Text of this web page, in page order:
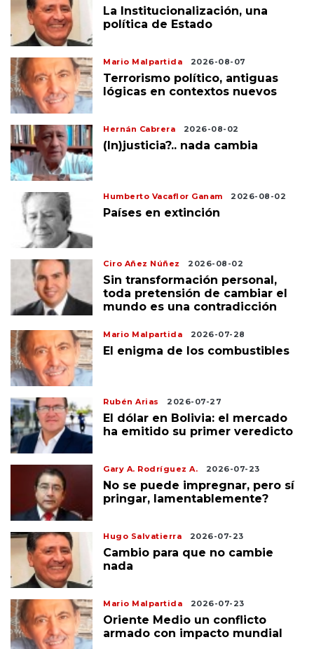
La Institucionalización, una
política de Estado
Mario Malpartida 2026-08-07
Terrorismo político, antiguas
lógicas en contextos nuevos
Hernán Cabrera 2026-08-02
(In)justicia?.. nada cambia
Humberto Vacaflor Ganam 2026-08-02
Países en extinción
Ciro Añez Núñez 2026-08-02
Sin transformación personal,
toda pretensión de cambiar el
mundo es una contradicción
Mario Malpartida 2026-07-28
El enigma de los combustibles
Rubén Arias 2026-07-27
El dólar en Bolivia: el mercado
ha emitido su primer veredicto
Gary A. Rodríguez A. 2026-07-23
No se puede impregnar, pero sí
pringar, lamentablemente?
Hugo Salvatierra 2026-07-23
Cambio para que no cambie
nada
Mario Malpartida 2026-07-23
Oriente Medio un conflicto
armado con impacto mundial